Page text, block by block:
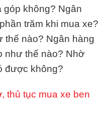
góp không? Ngân
trăm khi mua xe?
thế nào? Ngân hàng
như thế nào? Nhờ
được không?
thủ tục mua xe ben